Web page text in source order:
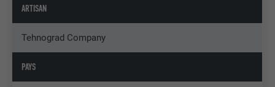
ARTISAN
Tehnograd Company
PAYS